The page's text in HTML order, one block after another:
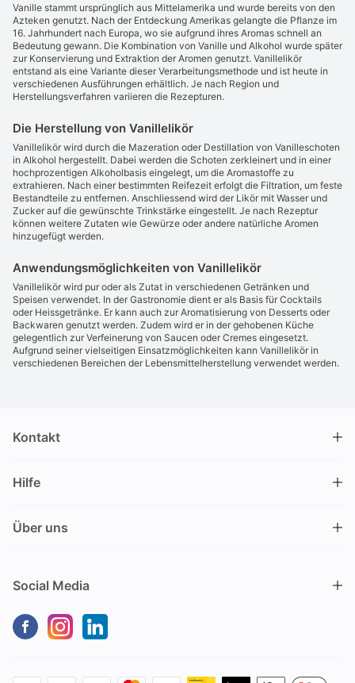
Vanille stammt ursprünglich aus Mittelamerika und wurde bereits von den
Azteken genutzt. Nach der Entdeckung Amerikas gelangte die Pflanze im
16. Jahrhundert nach Europa, wo sie aufgrund ihres Aromas schnell an
Bedeutung gewann. Die Kombination von Vanille und Alkohol wurde später
zur Konservierung und Extraktion der Aromen genutzt. Vanillelikör
entstand als eine Variante dieser Verarbeitungsmethode und ist heute in
verschiedenen Ausführungen erhältlich. Je nach Region und
Herstellungsverfahren variieren die Rezepturen.
Die Herstellung von Vanillelikör
Vanillelikör wird durch die Mazeration oder Destillation von Vanilleschoten
in Alkohol hergestellt. Dabei werden die Schoten zerkleinert und in einer
hochprozentigen Alkoholbasis eingelegt, um die Aromastoffe zu
extrahieren. Nach einer bestimmten Reifezeit erfolgt die Filtration, um feste
Bestandteile zu entfernen. Anschliessend wird der Likör mit Wasser und
Zucker auf die gewünschte Trinkstärke eingestellt. Je nach Rezeptur
können weitere Zutaten wie Gewürze oder andere natürliche Aromen
hinzugefügt werden.
Anwendungsmöglichkeiten von Vanillelikör
Vanillelikör wird pur oder als Zutat in verschiedenen Getränken und
Speisen verwendet. In der Gastronomie dient er als Basis für Cocktails
oder Heissgetränke. Er kann auch zur Aromatisierung von Desserts oder
Backwaren genutzt werden. Zudem wird er in der gehobenen Küche
gelegentlich zur Verfeinerung von Saucen oder Cremes eingesetzt.
Aufgrund seiner vielseitigen Einsatzmöglichkeiten kann Vanillelikör in
verschiedenen Bereichen der Lebensmittelherstellung verwendet werden.
Kontakt
Nüschelerstrasse 35
Schweiz
info@drinks.ch
9.00 – 12.00 und 13.30 – 17.00
Hilfe
Lieferung & Abholung
Zahlungsoptionen
Transportschaden
Über uns
Über uns
Nachhaltigkeit
Drinks Media Services
Social Media